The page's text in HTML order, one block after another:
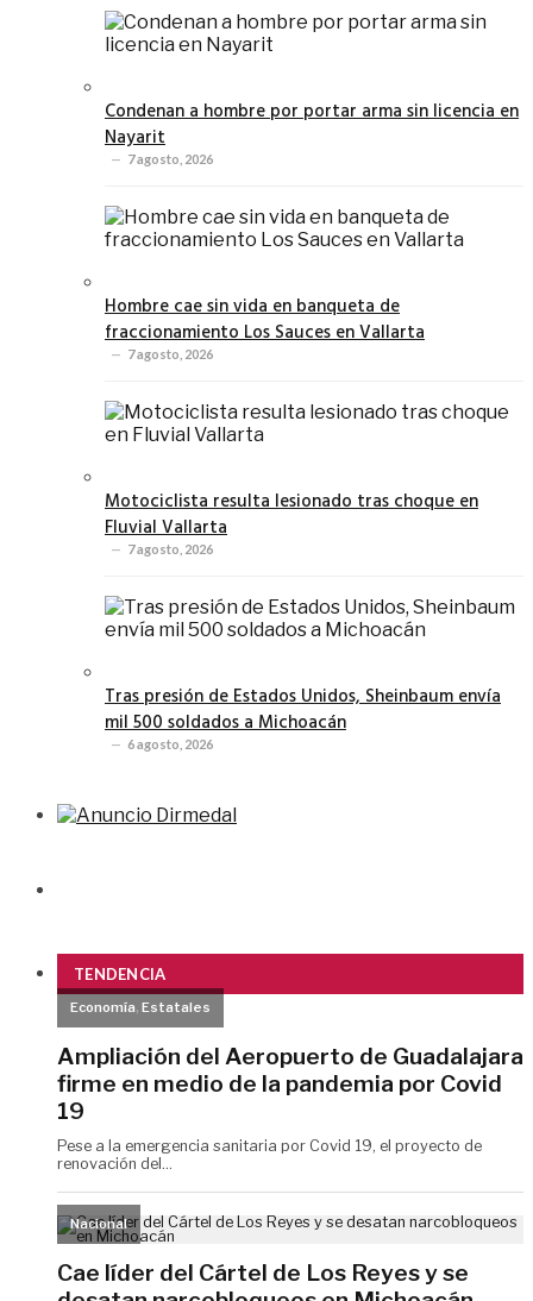
Condenan a hombre por portar arma sin licencia en
Nayarit
7 agosto, 2026
Hombre cae sin vida en banqueta de
fraccionamiento Los Sauces en Vallarta
7 agosto, 2026
Motociclista resulta lesionado tras choque en
Fluvial Vallarta
7 agosto, 2026
Tras presión de Estados Unidos, Sheinbaum envía
mil 500 soldados a Michoacán
6 agosto, 2026
TENDENCIA